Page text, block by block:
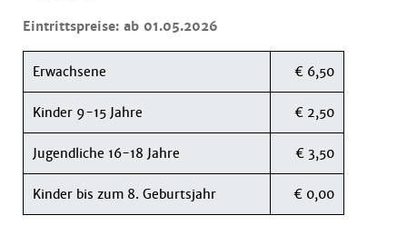
Eintrittspreise: ab 01.05.2026
Erwachsene € 6,50
Kinder 9-15 Jahre € 2,50
Jugendliche 16-18 Jahre € 3,50
Kinder bis zum 8. Geburtsjahr € 0,00